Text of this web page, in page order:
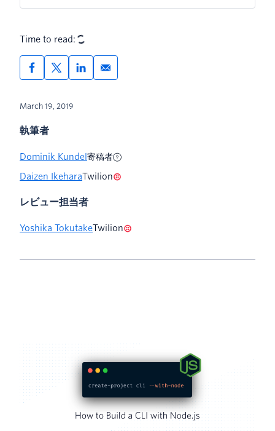
Time to read:
March 19, 2019
執筆者
Dominik Kundel 寄稿者
Daizen IkeharaTwilion
レビュー担当者
Yoshika TokutakeTwilion